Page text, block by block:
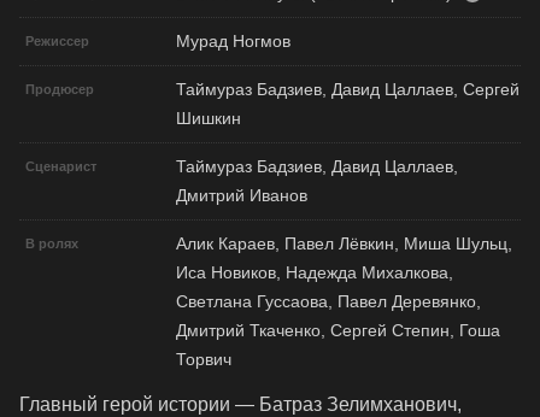
Режиссер Мурад Ногмов
Продюсер
Таймураз Бадзиев, Давид Цаллаев, Сергей
Шишкин
Сценарист
Таймураз Бадзиев, Давид Цаллаев,
Дмитрий Иванов
В ролях
Алик Караев, Павел Лёвкин, Миша Шульц,
Иса Новиков, Надежда Михалкова,
Светлана Гуссаова, Павел Деревянко,
Дмитрий Ткаченко, Сергей Степин, Гоша
Торвич
Главный герой истории — Батраз Зелимханович,